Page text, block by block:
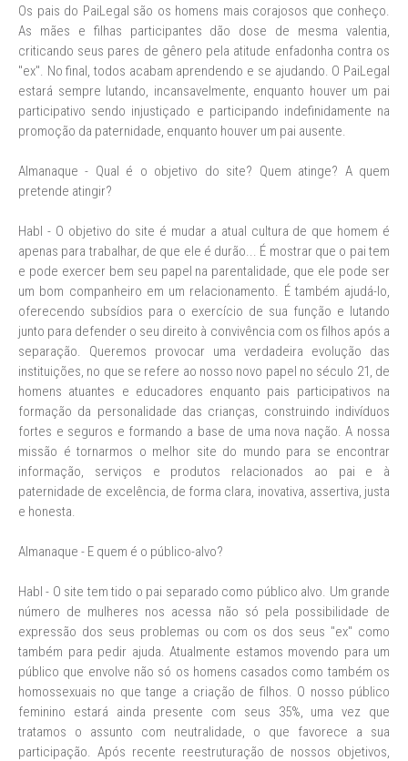
Os pais do PaiLegal são os homens mais corajosos que conheço.
As mães e filhas participantes dão dose de mesma valentia,
criticando seus pares de gênero pela atitude enfadonha contra os
"ex". No final, todos acabam aprendendo e se ajudando. O PaiLegal
estará sempre lutando, incansavelmente, enquanto houver um pai
participativo sendo injustiçado e participando indefinidamente na
promoção da paternidade, enquanto houver um pai ausente.
Almanaque - Qual é o objetivo do site? Quem atinge? A quem
pretende atingir?
Habl - O objetivo do site é mudar a atual cultura de que homem é
apenas para trabalhar, de que ele é durão... É mostrar que o pai tem
e pode exercer bem seu papel na parentalidade, que ele pode ser
um bom companheiro em um relacionamento. É também ajudá-lo,
oferecendo subsídios para o exercício de sua função e lutando
junto para defender o seu direito à convivência com os filhos após a
separação. Queremos provocar uma verdadeira evolução das
instituições, no que se refere ao nosso novo papel no século 21, de
homens atuantes e educadores enquanto pais participativos na
formação da personalidade das crianças, construindo indivíduos
fortes e seguros e formando a base de uma nova nação. A nossa
missão é tornarmos o melhor site do mundo para se encontrar
informação, serviços e produtos relacionados ao pai e à
paternidade de excelência, de forma clara, inovativa, assertiva, justa
e honesta.
Almanaque - E quem é o público-alvo?
Habl - O site tem tido o pai separado como público alvo. Um grande
número de mulheres nos acessa não só pela possibilidade de
expressão dos seus problemas ou com os dos seus "ex" como
também para pedir ajuda. Atualmente estamos movendo para um
público que envolve não só os homens casados como também os
homossexuais no que tange a criação de filhos. O nosso público
feminino estará ainda presente com seus 35%, uma vez que
tratamos o assunto com neutralidade, o que favorece a sua
participação. Após recente reestruturação de nossos objetivos,